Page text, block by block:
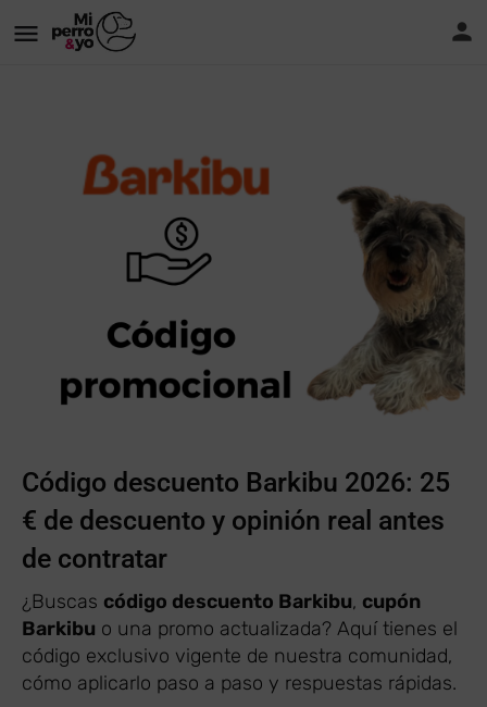
Código descuento Barkibu 2026: 25
€ de descuento y opinión real antes
de contratar
¿Buscas código descuento Barkibu, cupón
Barkibu o una promo actualizada? Aquí tienes el
código exclusivo vigente de nuestra comunidad,
cómo aplicarlo paso a paso y respuestas rápidas.